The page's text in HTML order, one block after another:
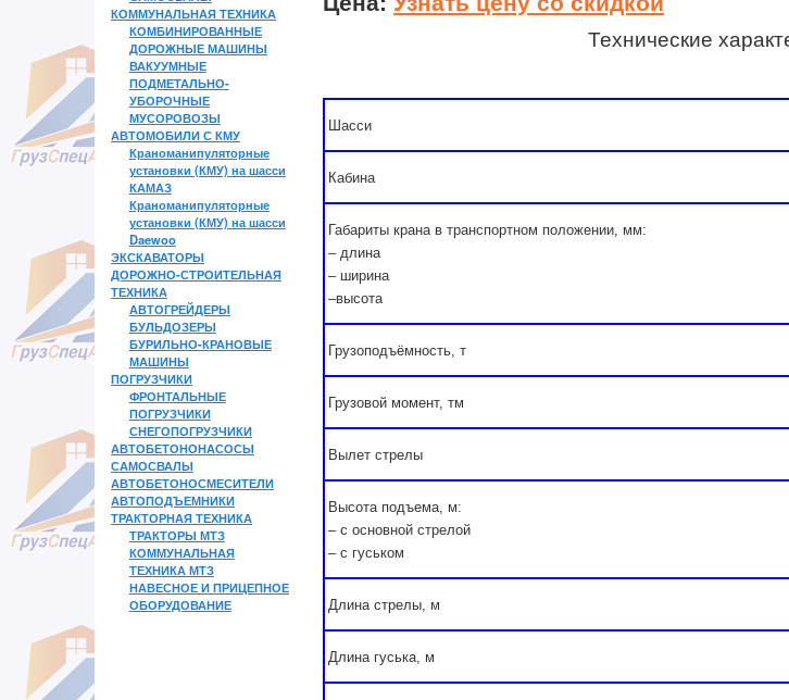
КОММУНАЛЬНАЯ ТЕХНИКА
КОМБИНИРОВАННЫЕ
ДОРОЖНЫЕ МАШИНЫ
ВАКУУМНЫЕ
ПОДМЕТАЛЬНО-
УБОРОЧНЫЕ
МУСОРОВОЗЫ
АВТОМОБИЛИ С КМУ
Краноманипуляторные
установки (КМУ) на шасси
КАМАЗ
Краноманипуляторные
установки (КМУ) на шасси
Daewoo
ЭКСКАВАТОРЫ
ДОРОЖНО-СТРОИТЕЛЬНАЯ
ТЕХНИКА
АВТОГРЕЙДЕРЫ
БУЛЬДОЗЕРЫ
БУРИЛЬНО-КРАНОВЫЕ
МАШИНЫ
ПОГРУЗЧИКИ
ФРОНТАЛЬНЫЕ
ПОГРУЗЧИКИ
СНЕГОПОГРУЗЧИКИ
АВТОБЕТОНОНАСОСЫ
САМОСВАЛЫ
АВТОБЕТОНОСМЕСИТЕЛИ
АВТОПОДЪЕМНИКИ
ТРАКТОРНАЯ ТЕХНИКА
ТРАКТОРЫ МТЗ
КОММУНАЛЬНАЯ
ТЕХНИКА МТЗ
НАВЕСНОЕ И ПРИЦЕПНОЕ
ОБОРУДОВАНИЕ
Технические
Шасси
Кабина
Габариты крана в транспортном положении, мм:
– длина
– ширина
–высота
Грузоподъёмность, т
Грузовой момент, тм
Вылет стрелы
Высота подъема, м:
– с основной стрелой
– с гуськом
Длина стрелы, м
Длина гуська, м